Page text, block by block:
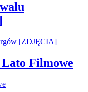
Lato Filmowe